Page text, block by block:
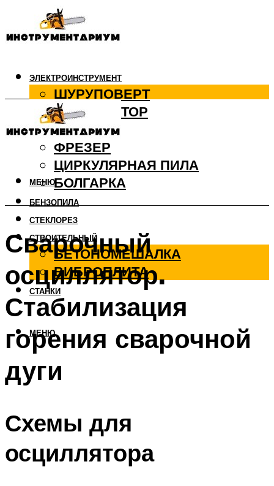
ЭЛЕКТРОИНСТРУМЕНТ
ШУРУПОВЕРТ
ПЕРФОРАТОР
ДРЕЛЬ
ФРЕЗЕР
ЦИРКУЛЯРНАЯ ПИЛА
БОЛГАРКА
БЕНЗОПИЛА
СТЕКЛОРЕЗ
СТРОИТЕЛЬНЫЙ
БЕТОНОМЕШАЛКА
ВИБРОПЛИТА
СТАНКИ
МЕНЮ
МЕНЮ
Сварочный
осциллятор.
Стабилизация
горения сварочной
дуги
Схемы для
осциллятора